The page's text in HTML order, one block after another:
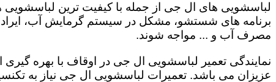
لباسشویی های ال جی از جمله با کیفیت ترین لباسشویی
برنامه های شستشو، مشکل در سیستم گرمایش آب،
مصرف آب و ... مواجه شوند.
نمایندگی تعمیر لباسشویی ال جی در اوقاف با بهره
عزیزان می باشد. تعمیرات لباسشویی ال جی نیاز به